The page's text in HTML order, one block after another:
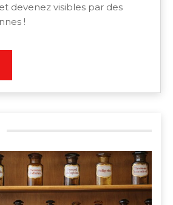
devenez visibles par des
!